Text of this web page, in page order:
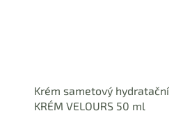
Krém sametový hydratační
KRÉM VELOURS 50 ml